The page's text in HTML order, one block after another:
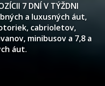
7 DNÍ V TÝŽDNI
a luxusných áut,
cabrioletov,
minibusov a 7,8 a
áut.